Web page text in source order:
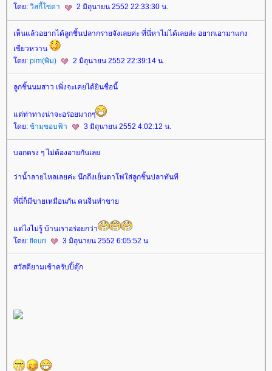
ดย: วิสกี้โซดา 2 มิถุนายน 2552 22:33:30 น.
เห็นแล้วอยากได้ลูกชิ้นปลากรายจังเลยค่ะ ที่นี่หาไม่ได้เลยล่ะ อยากเอามาแกง
เขียวหวาน
ดย: pim(พิม) 2 มิถุนายน 2552 22:39:14 น.
ลูกชิ้นนมสาว เพิ่งจะเคยได้ยินชื่อนี้
ต่ท่าทางน่าจะอร่อยมากๆ
ดย: ข้ามขอบฟ้า 3 มิถุนายน 2552 4:02:12 น.
บอกตรง ๆ ไม่ต้องอายกันเล
ว่าน้ำลายไหลเลยค่ะ นึกถึงเย็นตาโฟใส่ลูกชิ้นปลาทันที
ที่นี่ก็มีขายเหมือนกัน คนจีนทำขา
ต่ไงไม่รู้ บ้านเราอร่อยกว่า
ดย: fleuri 3 มิถุนายน 2552 6:05:52 น.
สวัสดียามเช้าครับปี้ตุ๊ก